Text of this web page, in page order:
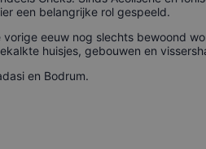
een belangrijke rol gespeeld.
eeuw nog slechts bewoond
huisjes, gebouwen en
en Bodrum.